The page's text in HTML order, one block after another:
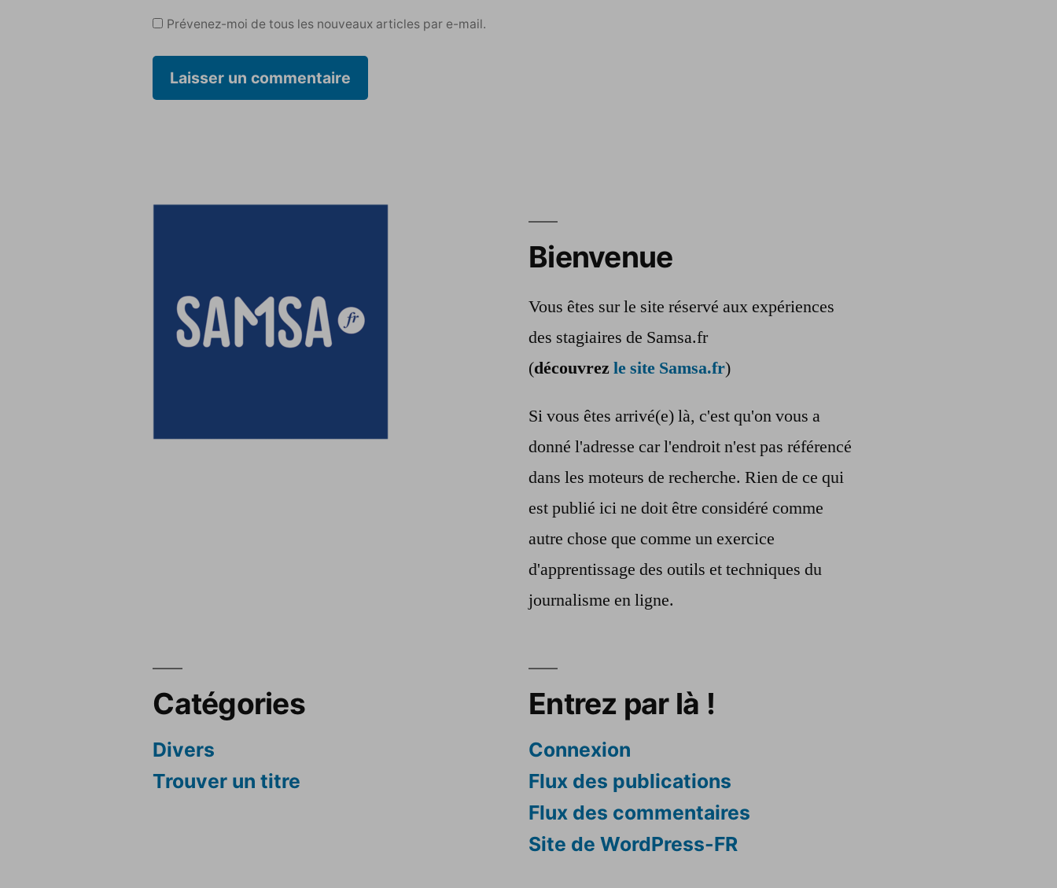
Prévenez-moi de tous les nouveaux articles par e-mail.
Bienvenue
Vous êtes sur le site réservé aux expériences
des stagiaires de Samsa.fr
(découvrezle site Samsa.fr)
Si vous êtes arrivé(e) là, c'est qu'on vous a
donné l'adresse car l'endroit n'est pas référencé
dans les moteurs de recherche. Rien de ce qui
est publié ici ne doit être considéré comme
autre chose que comme un exercice
d'apprentissage des outils et techniques du
journalisme en ligne.
Catégories
Divers
Trouver un titre
Entrez par là !
Connexion
Flux des publications
Flux des commentaires
Site de WordPress-FR